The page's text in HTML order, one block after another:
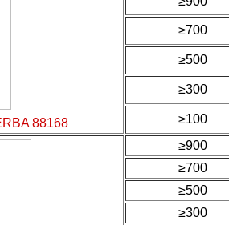
88168
≥700
≥500
≥300
≥100
≥900
≥700
≥500
≥300